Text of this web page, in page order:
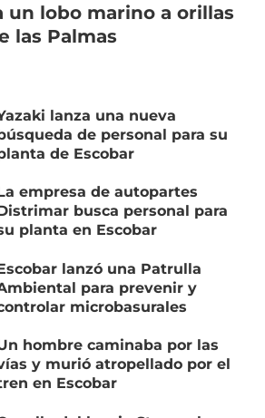
un lobo marino a orillas
las Palmas
lanza una nueva
de personal para su
de Escobar
empresa de autopartes
busca personal para
planta en Escobar
lanzó una Patrulla
para prevenir y
microbasurales
hombre caminaba por las
y murió atropellado por el
en Escobar